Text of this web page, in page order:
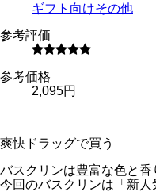
ギフト向けその他
参考評価
参考価格
2,095円
爽快ドラッグで買う
バスクリンは豊富な色と
今回のバスクリンは「新人